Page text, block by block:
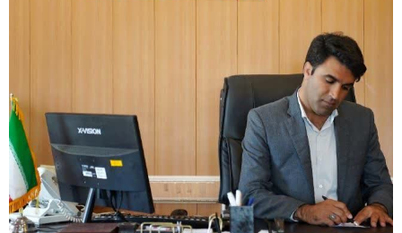
قوانین عادی
آئین نامه ها
بخشنامه ها
اسناد بالادستی